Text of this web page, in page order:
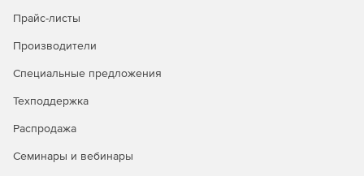
Объединение устройств в кластер по протоколу
Прайс-листы
Производители
Специальные предложения
Техподдержка
Распродажа
Семинары и вебинары